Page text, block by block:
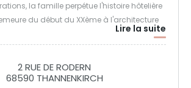
la famille perpétue l'histoire hôtelière
du début du XXème à l'architecture
Cette maison de charme de 33
situé sur le GR5 pour randonner
du Haut-Koenigsbourg et le massif du
Taennchel.
Lire la suite
2 RUE DE RODERN
68590 THANNENKIRCH